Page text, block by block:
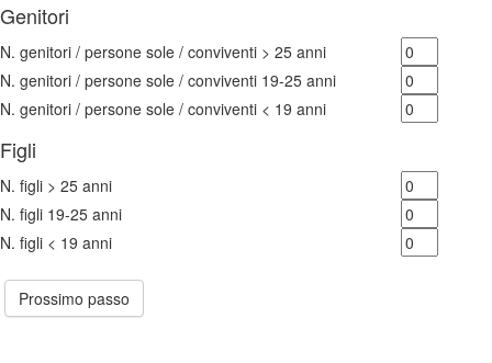
Genitori
N. genitori / persone sole / conviventi > 25 anni
N. genitori / persone sole / conviventi 19-25 anni
N. genitori / persone sole / conviventi < 19 anni
Figli
N. figli > 25 anni
N. figli 19-25 anni
N. figli < 19 anni